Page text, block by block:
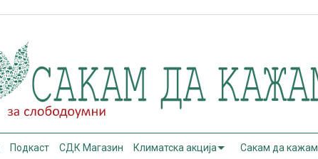
Подкаст СДК Магазин Климатска акција Сакам да кажам